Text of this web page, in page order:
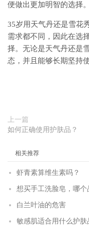
便做出更加明智的选择。
35岁用天气丹还是雪花
需求都不同，因此在选
择。无论是天气丹还是
态，并且能够长期坚持
上一篇
如何正确使用护肤品？
相关推荐
虾青素算维生素吗？
想买手工洗脸皂，哪个
白兰叶油的危害
敏感肌适合用什么护肤